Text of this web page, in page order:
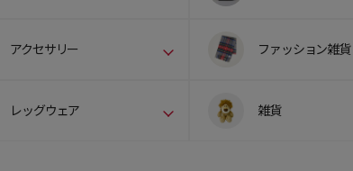
アクセサリー ファッション雑貨
レッグウェア 雑貨